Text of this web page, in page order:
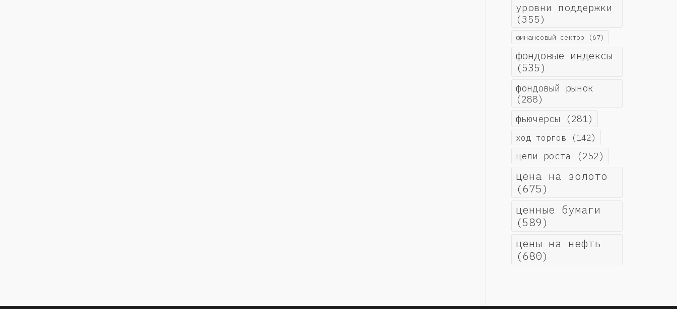
уровни поддержки
(355)
финансовый сектор (67)
фондовые индексы
(535)
фондовый рынок
(288)
фьючерсы (281)
ход торгов (142)
цели роста (252)
цена на золото
(675)
ценные бумаги
(589)
цены на нефть
(680)